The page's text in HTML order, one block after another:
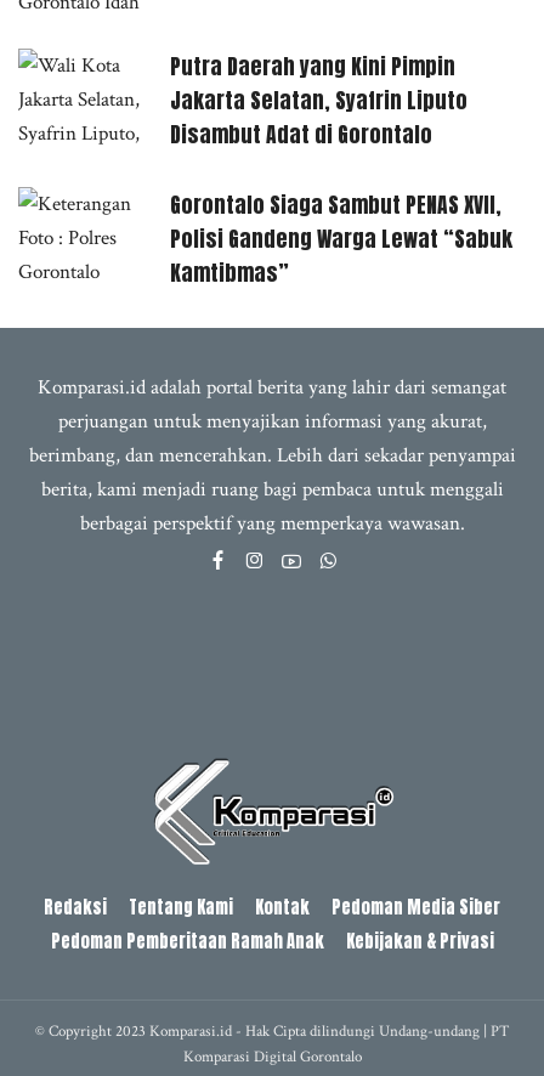
Putra Daerah yang Kini Pimpin
Jakarta Selatan, Syafrin Liputo
Disambut Adat di Gorontalo
Gorontalo Siaga Sambut PENAS XVII,
Polisi Gandeng Warga Lewat “Sabuk
Kamtibmas”
Komparasi.id adalah portal berita yang lahir dari semangat
perjuangan untuk menyajikan informasi yang akurat,
berimbang, dan mencerahkan. Lebih dari sekadar penyampai
berita, kami menjadi ruang bagi pembaca untuk menggali
berbagai perspektif yang memperkaya wawasan.
Redaksi Tentang Kami Kontak
Pedoman Media Siber
Pedoman Pemberitaan Ramah Anak
Kebijakan & Privasi
© Copyright 2023 Komparasi.id - Hak Cipta dilindungi Undang-undang | PT
Komparasi Digital Gorontalo